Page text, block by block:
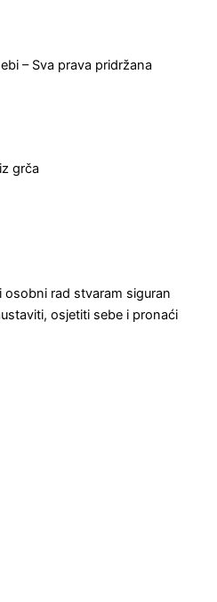
– Sva prava pridržana
grča
osobni rad stvaram siguran
osjetiti sebe i pronaći